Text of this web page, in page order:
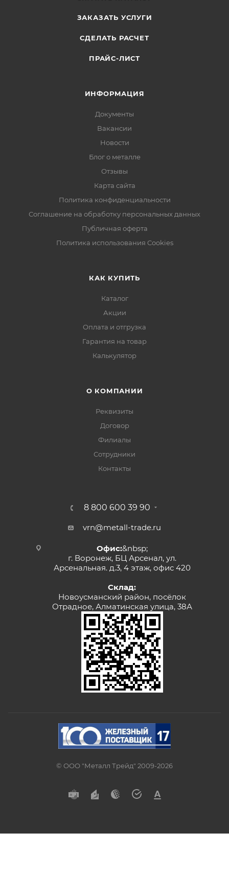
ЗАКАЗАТЬ УСЛУГИ
СДЕЛАТЬ РАСЧЕТ
ПРАЙС-ЛИСТ
ИНФОРМАЦИЯ
Документы
Вакансии
Новости
Блог о металле
Отзывы
Карта сайта
Политика конфиденциальности
Соглашение на обработку персональных данных
Публичная оферта
Политика использования Cookies
КАК КУПИТЬ
Каталог
Акции
Оплата и отгрузка
Гарантия на товар
Калькулятор
О КОМПАНИИ
Реквизиты
Договор
Филиалы
Сотрудники
Контакты
8 800 600 39 90
vrn@metall-trade.ru
Офис:&nbsp;
г. Воронеж, БЦ Арсенал, ул.
Арсенальная. д.3, 4 этаж, офис 420
Склад:
Новоусманский район, посёлок
Отрадное, Алматинская улица, 38А
© ООО "Металл Трейд" 2009-2026